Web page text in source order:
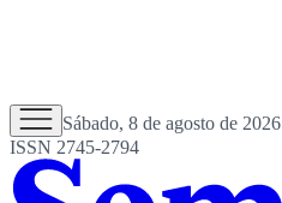
Sábado, 8 de agosto de 2026
ISSN 2745-2794